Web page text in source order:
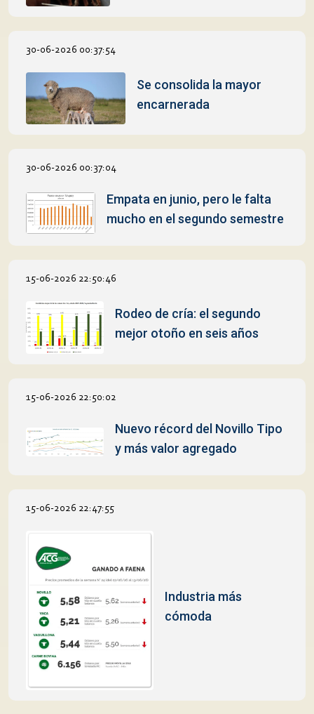
30-06-2026 00:37:54
Se consolida la mayor
encarnerada
30-06-2026 00:37:04
Empata en junio, pero le falta
mucho en el segundo semestre
15-06-2026 22:50:46
Rodeo de cría: el segundo
mejor otoño en seis años
15-06-2026 22:50:02
Nuevo récord del Novillo Tipo
y más valor agregado
15-06-2026 22:47:55
Industria más
cómoda